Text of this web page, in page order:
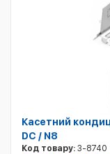
Касетний
DC / N8
Код товару: 3-8740